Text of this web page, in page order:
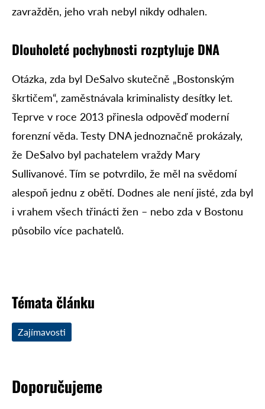
zavražděn, jeho vrah nebyl nikdy odhalen.
Dlouholeté pochybnosti rozptyluje DNA
Otázka, zda byl DeSalvo skutečně „Bostonským
škrtičem“, zaměstnávala kriminalisty desítky let.
Teprve v roce 2013 přinesla odpověď moderní
forenzní věda. Testy DNA jednoznačně prokázaly,
že DeSalvo byl pachatelem vraždy Mary
Sullivanové. Tím se potvrdilo, že měl na svědomí
alespoň jednu z obětí. Dodnes ale není jisté, zda byl
i vrahem všech třinácti žen – nebo zda v Bostonu
působilo více pachatelů.
Témata článku
Zajímavosti
Doporučujeme